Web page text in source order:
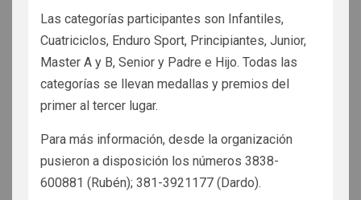
Las categorías participantes son Infantiles,
Cuatriciclos, Enduro Sport, Principiantes, Junior,
Master A y B, Senior y Padre e Hijo. Todas las
categorías se llevan medallas y premios del
primer al tercer lugar.
Para más información, desde la organización
pusieron a disposición los números 3838-
600881 (Rubén); 381-3921177 (Dardo).